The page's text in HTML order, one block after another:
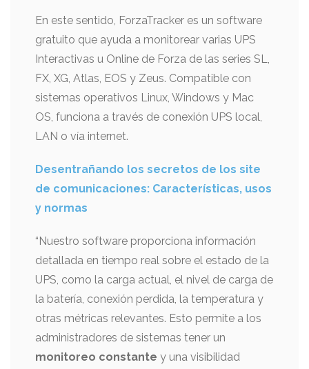
En este sentido, ForzaTracker es un software
gratuito que ayuda a monitorear varias UPS
Interactivas u Online de Forza de las series SL,
FX, XG, Atlas, EOS y Zeus. Compatible con
sistemas operativos Linux, Windows y Mac
OS, funciona a través de conexión UPS local,
LAN o vía internet.
Desentrañando los secretos de los site
de comunicaciones: Características, usos
y normas
“Nuestro software proporciona información
detallada en tiempo real sobre el estado de la
UPS, como la carga actual, el nivel de carga de
la batería, conexión perdida, la temperatura y
otras métricas relevantes. Esto permite a los
administradores de sistemas tener un
monitoreo constante y una visibilidad